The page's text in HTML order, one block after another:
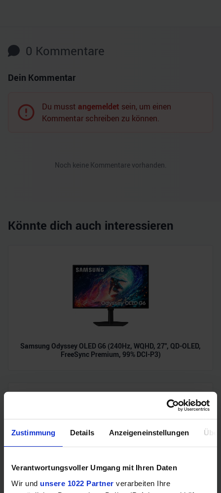
Zustimmung Details Anzeigeneinstellungen
Verantwortungsvoller Umgang mit Ihren Daten
Wir und unsere 1022 Partner verarbeiten Ihre
0 Kommentare
Dein Kommentar
Du musst angemeldet sein, um einen
Kommentar schreiben zu können.
Noch keine Kommentare vorhanden.
Könnte dich auch interessieren
Samsung Odyssey OLED G6 (240Hz, WQHD, 27", QD-OLED,
FreeSync Premium, 99% DCI-P3)
Acer Predator Ultrawide (240Hz, UWQHD, QD-OLED,